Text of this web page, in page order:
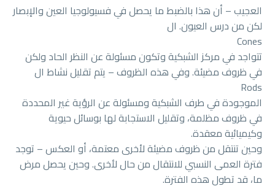
العجيب – أن هذا بالضبط ما يحصل في فسيولوجيا العين والإبصار
لكن من درس العيون. ال
Cones
تتواجد في مركز الشبكية وتكون مسئولة عن النظر الحاد ولكن
في ظروف مضيئة. وفي هذه الظروف – يتم تقليل نشاط ال
Rods
الموجودة في طرف الشبكية ومسئولة عن الرؤية غير المحددة
في ظروف مظلمة، وتقليل الاستجابة لها بوسائل حيوية
وكيميائية معقدة.
وحين تنتقل من ظروف مضيئة لأخرى معتمة، أو العكس – توجد
فترة العمى النسبي للانتقال من حال لأخرى. وحين يحصل مرض
ما، قد تطول هذه الفترة.